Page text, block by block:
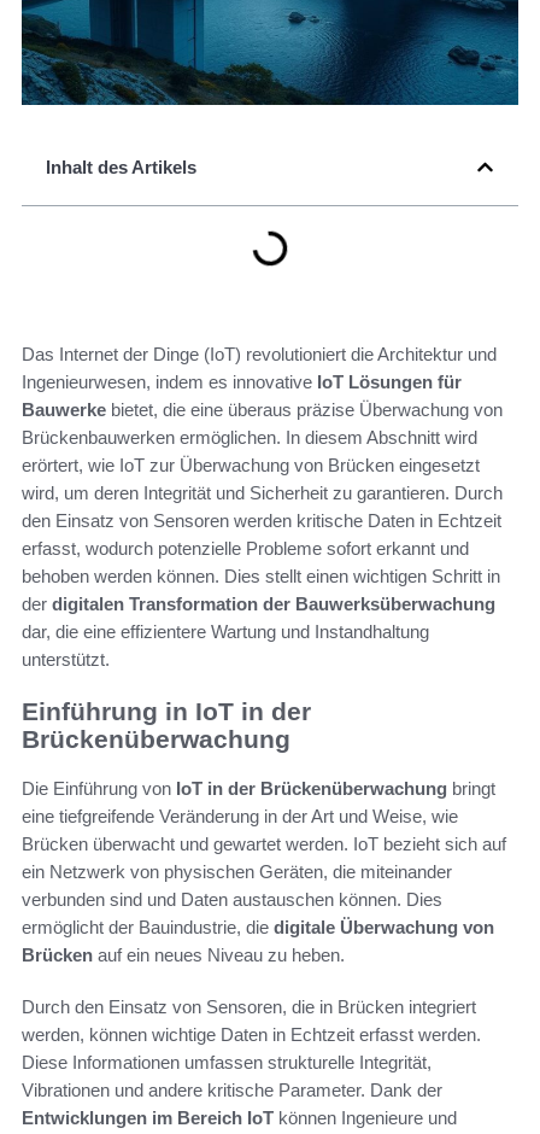
Inhalt des Artikels
Das Internet der Dinge (IoT) revolutioniert die Architektur und
Ingenieurwesen, indem es innovative IoT Lösungen für
Bauwerke bietet, die eine überaus präzise Überwachung von
Brückenbauwerken ermöglichen. In diesem Abschnitt wird
erörtert, wie IoT zur Überwachung von Brücken eingesetzt
wird, um deren Integrität und Sicherheit zu garantieren. Durch
den Einsatz von Sensoren werden kritische Daten in Echtzeit
erfasst, wodurch potenzielle Probleme sofort erkannt und
behoben werden können. Dies stellt einen wichtigen Schritt in
der digitalen Transformation der Bauwerksüberwachung
dar, die eine effizientere Wartung und Instandhaltung
unterstützt.
Einführung in IoT in der
Brückenüberwachung
Die Einführung von IoT in der Brückenüberwachung bringt
eine tiefgreifende Veränderung in der Art und Weise, wie
Brücken überwacht und gewartet werden. IoT bezieht sich auf
ein Netzwerk von physischen Geräten, die miteinander
verbunden sind und Daten austauschen können. Dies
ermöglicht der Bauindustrie, die digitale Überwachung von
Brücken auf ein neues Niveau zu heben.
Durch den Einsatz von Sensoren, die in Brücken integriert
werden, können wichtige Daten in Echtzeit erfasst werden.
Diese Informationen umfassen strukturelle Integrität,
Vibrationen und andere kritische Parameter. Dank der
Entwicklungen im Bereich IoT können Ingenieure und